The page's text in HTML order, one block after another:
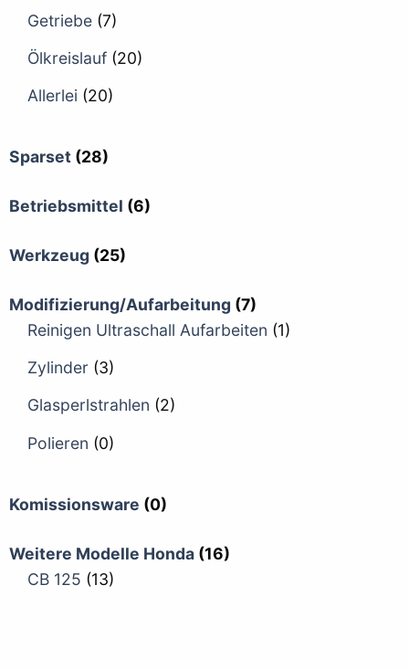
Getriebe (7)
Ölkreislauf (20)
Allerlei (20)
Sparset (28)
Betriebsmittel (6)
Werkzeug (25)
Modifizierung/Aufarbeitung (7)
Reinigen Ultraschall Aufarbeiten (1)
Zylinder (3)
Glasperlstrahlen (2)
Polieren (0)
Komissionsware (0)
Weitere Modelle Honda (16)
CB 125 (13)